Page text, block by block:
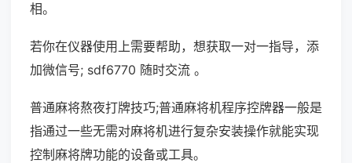
相。
若你在仪器使用上需要帮助，想获取一对一指导，添
加微信号; sdf6770 随时交流 。
普通麻将熬夜打牌技巧;普通麻将机程序控牌器一般是
指通过一些无需对麻将机进行复杂安装操作就能实现
控制麻将牌功能的设备或工具。